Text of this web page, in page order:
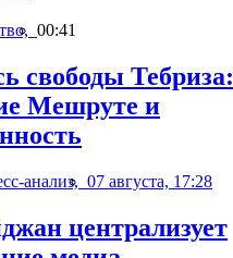
00:41
свободы Тебриза:
Мешруте и
анализ, 07 августа, 17:28
централизует